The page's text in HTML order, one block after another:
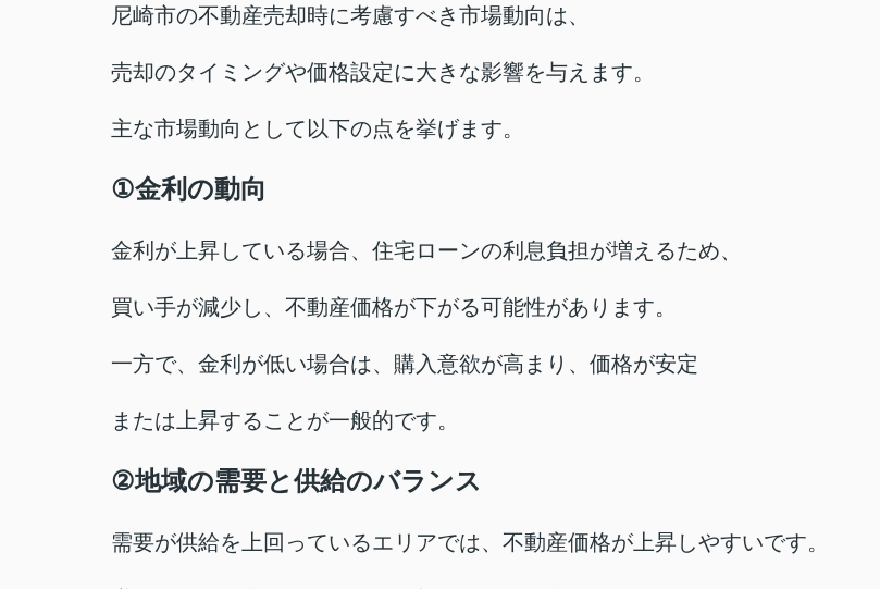
尼崎市の不動産売却時に考慮すべき市場動向は、
売却のタイミングや価格設定に大きな影響を与えます。
主な市場動向として以下の点を挙げます。
①金利の動向
金利が上昇している場合、住宅ローンの利息負担が増えるため、
買い手が減少し、不動産価格が下がる可能性があります。
一方で、金利が低い場合は、購入意欲が高まり、価格が安定
または上昇することが一般的です。
②地域の需要と供給のバランス
需要が供給を上回っているエリアでは、不動産価格が上昇しやすいです。